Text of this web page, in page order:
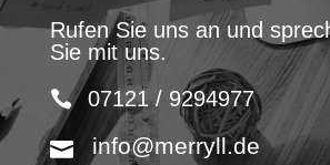
Rufen Sie uns an und
Sie mit uns.
07121 / 9294977
info@merryll.de